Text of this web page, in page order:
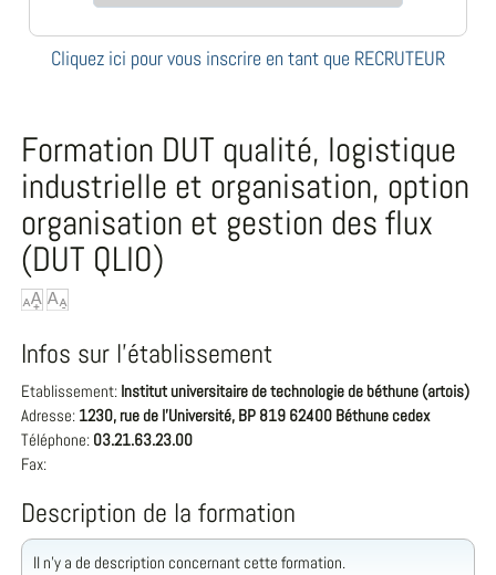
Cliquez ici pour vous inscrire en tant que RECRUTEUR
Formation DUT qualité, logistique
industrielle et organisation, option
organisation et gestion des flux
(DUT QLIO)
Infos sur l'établissement
Etablissement: Institut universitaire de technologie de béthune (artois)
Adresse: 1230, rue de l'Université, BP 819 62400 Béthune cedex
Téléphone: 03.21.63.23.00
Fax:
Description de la formation
Il n'y a de description concernant cette formation.